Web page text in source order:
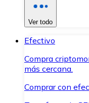
Ver todo
Efectivo
Compra
más cercana.
Comprar con